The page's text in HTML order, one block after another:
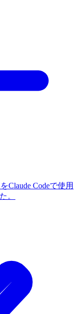
Claude Codeで使用
。